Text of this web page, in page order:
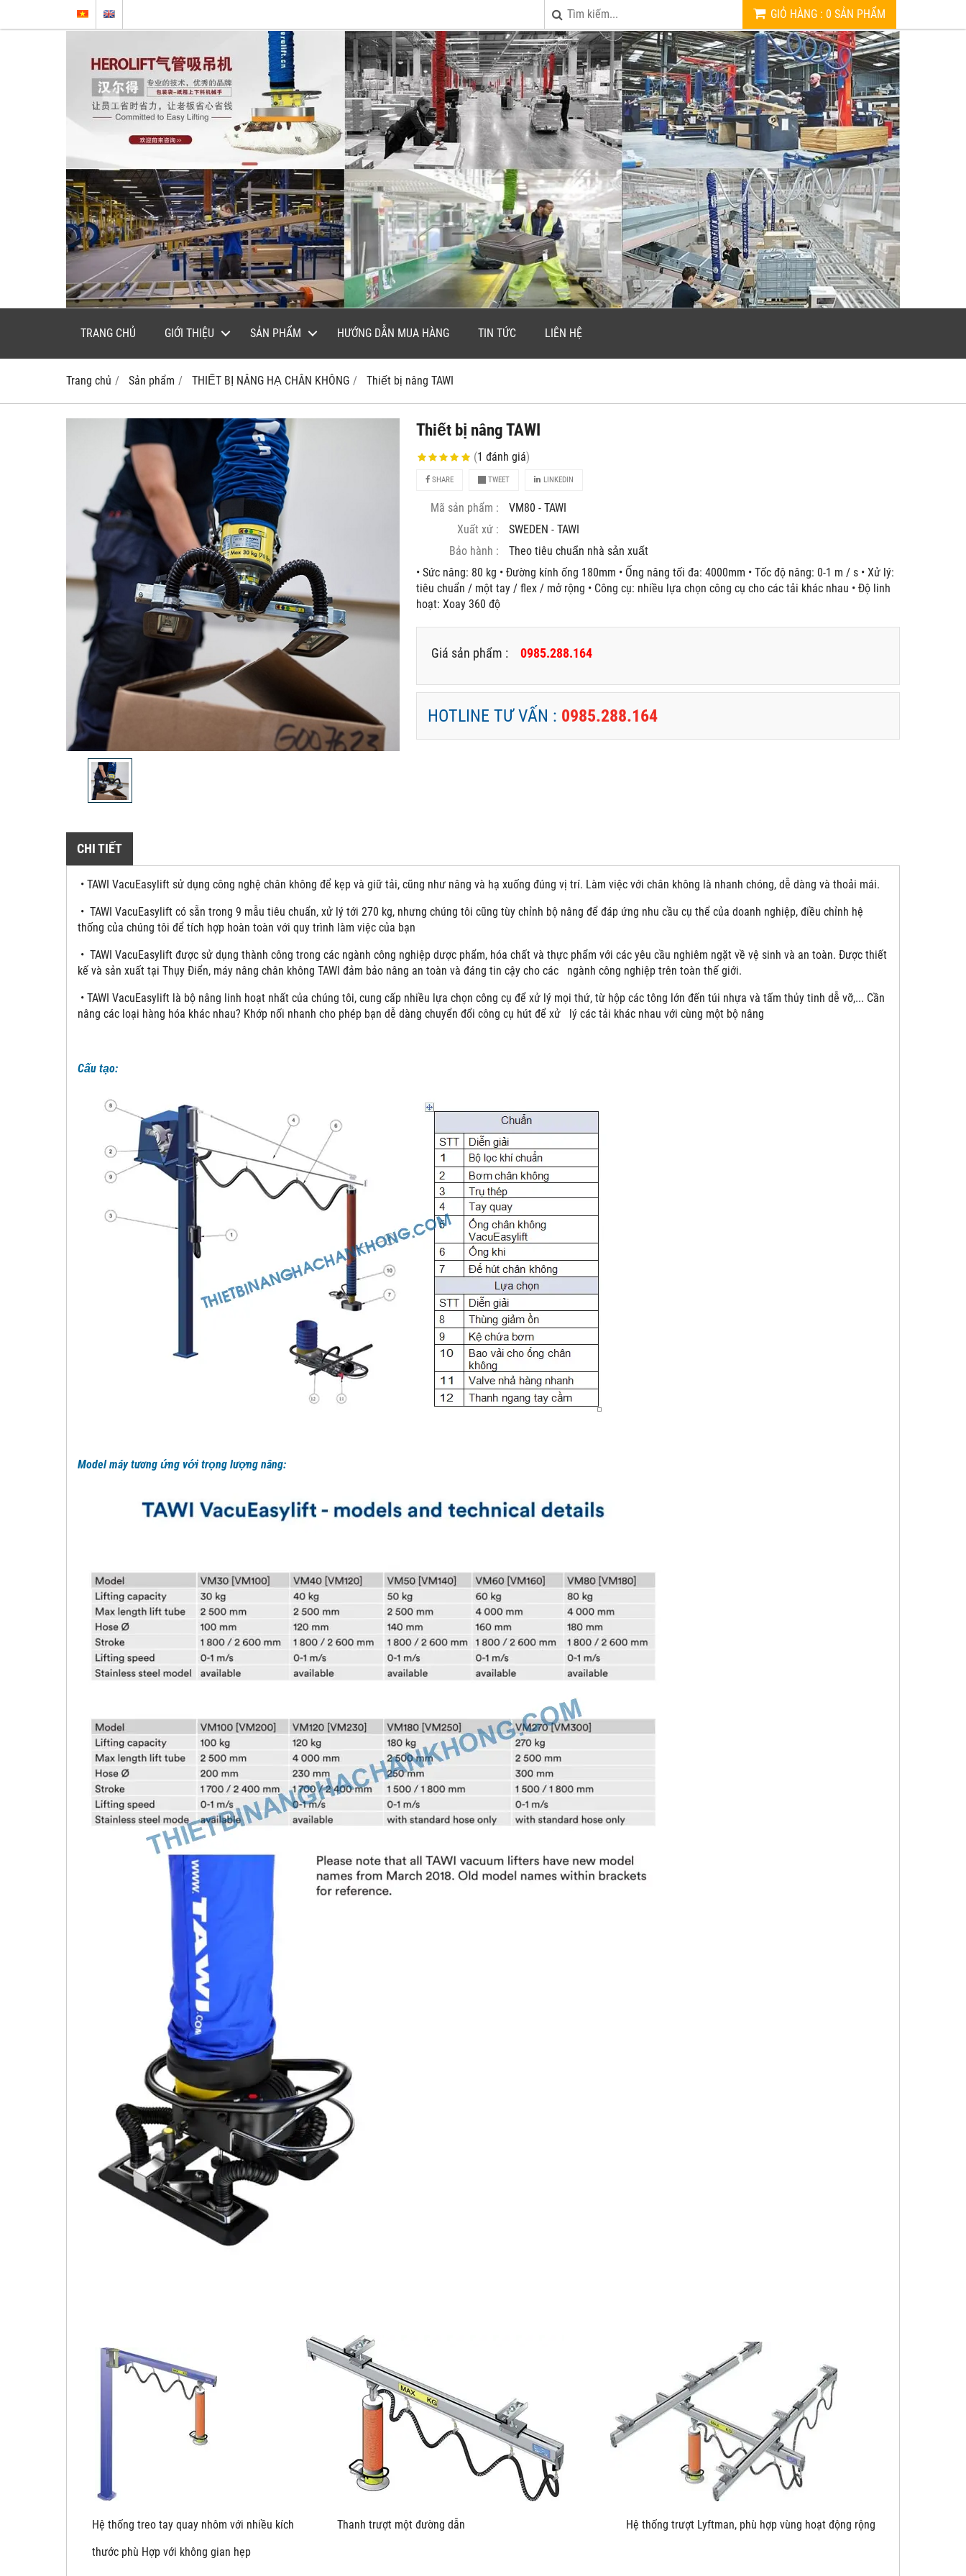
GIỎ HÀNG : 0 SẢN PHẨM
TRANG CHỦ GIỚI THIỆU SẢN PHẨM HƯỚNG DẪN MUA HÀNG TIN TỨC LIÊN HỆ
Trang chủ Sản phẩm THIẾT BỊ NÂNG HẠ CHÂN KHÔNG Thiết bị nâng TAWI
Thiết bị nâng TAWI
(1đánh giá)
SHARE TWEET LINKEDIN
Mã sản phẩm :
VM80 - TAWI
Xuất xứ :
SWEDEN - TAWI
Bảo hành :
Theo tiêu chuẩn nhà sản xuất
• Sức nâng: 80 kg • Đường kính ống 180mm • Ống nâng tối đa: 4000mm • Tốc độ nâng: 0-1 m / s • Xử lý:
tiêu chuẩn / một tay / flex / mở rộng • Công cụ: nhiều lựa chọn công cụ cho các tải khác nhau • Độ linh
hoạt: Xoay 360 độ
Giá sản phẩm : 0985.288.164
HOTLINE TƯ VẤN : 0985.288.164
CHI TIẾT
• TAWI VacuEasylift sử dụng công nghệ chân không để kẹp và giữ tải, cũng như nâng và hạ xuống đúng vị trí. Làm việc với chân không là nhanh chóng, dễ dàng và thoải mái.
• TAWI VacuEasylift có sẵn trong 9 mẫu tiêu chuẩn, xử lý tới 270 kg, nhưng chúng tôi cũng tùy chỉnh bộ nâng để đáp ứng nhu cầu cụ thể của doanh nghiệp, điều chỉnh hệ
thống của chúng tôi để tích hợp hoàn toàn với quy trình làm việc của bạn
• TAWI VacuEasylift được sử dụng thành công trong các ngành công nghiệp dược phẩm, hóa chất và thực phẩm với các yêu cầu nghiêm ngặt về vệ sinh và an toàn. Được thiết
kế và sản xuất tại Thụy Điển, máy nâng chân không TAWI đảm bảo nâng an toàn và đáng tin cậy cho các ngành công nghiệp trên toàn thế giới.
• TAWI VacuEasylift là bộ nâng linh hoạt nhất của chúng tôi, cung cấp nhiều lựa chọn công cụ để xử lý mọi thứ, từ hộp các tông lớn đến túi nhựa và tấm thủy tinh dễ vỡ,... Cần
nâng các loại hàng hóa khác nhau? Khớp nối nhanh cho phép bạn dễ dàng chuyển đổi công cụ hút để xử lý các tải khác nhau với cùng một bộ nâng
Cấu tạo:
Model máy tương ứng với trọng lượng nâng:
Hệ thống treo tay quay nhôm với nhiều kích Thanh trượt một đường dẫn Hệ thống trượt Lyftman, phù hợp vùng hoạt động rộng
thước phù Hợp với không gian hẹp